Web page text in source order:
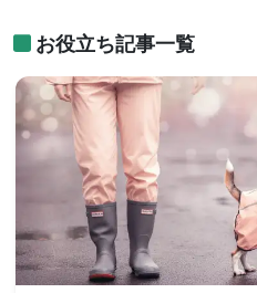
お役立ち記事一覧